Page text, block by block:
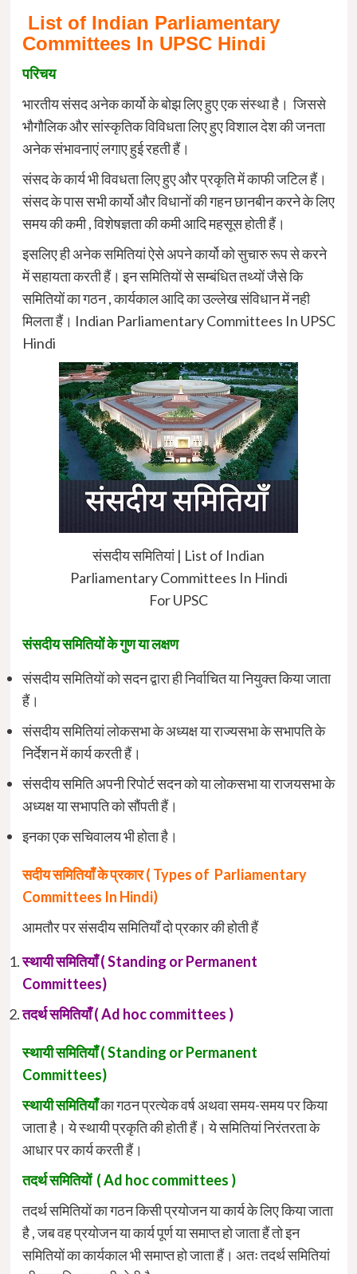
List of Indian Parliamentary
Committees In UPSC Hindi
परिचय
भारतीय संसद अनेक कार्यो के बोझ लिए हुए एक संस्था है। जिससे
भौगौलिक और सांस्कृतिक विविधता लिए हुए विशाल देश की जनता
अनेक संभावनाएं लगाए हुई रहती हैं।
संसद के कार्य भी विवधता लिए हुए और प्रकृति में काफी जटिल हैं।
संसद के पास सभी कार्यो और विधानों की गहन छानबीन करने के लिए
समय की कमी , विशेषज्ञता की कमी आदि महसूस होती हैं।
इसलिए ही अनेक समितियां ऐसे अपने कार्यो को सुचारु रूप से करने
में सहायता करती हैं। इन समितियों से सम्बंधित तथ्यों जैसे कि
समितियों का गठन , कार्यकाल आदि का उल्लेख संविधान में नही
मिलता हैं। Indian Parliamentary Committees In UPSC
Hindi
संसदीय समितियां | List of Indian
Parliamentary Committees In Hindi
For UPSC
संसदीय समितियों के गुण या लक्षण
संसदीय समितियों को सदन द्वारा ही निर्वाचित या नियुक्त किया जाता
हैं।
संसदीय समितियां लोकसभा के अध्यक्ष या राज्यसभा के सभापति के
निर्देशन में कार्य करती हैं।
संसदीय समिति अपनी रिपोर्ट सदन को या लोकसभा या राजयसभा के
अध्यक्ष या सभापति को सौंपती हैं।
इनका एक सचिवालय भी होता है।
सदीय समितियाँ के प्रकार ( Types of Parliamentary
Committees In Hindi)
आमतौर पर संसदीय समितियाँ दो प्रकार की होती हैं
स्थायी समितियाँ ( Standing or Permanent
Committees)
तदर्थ समितियाँ ( Ad hoc committees )
स्थायी समितियाँ( Standing or Permanent
Committees)
स्थायी समितियाँका गठन प्रत्येक वर्ष अथवा समय-समय पर किया
जाता है। ये स्थायी प्रकृति की होती हैं। ये समितियां निरंतरता के
आधार पर कार्य करती हैं।
तदर्थ समितियों ( Ad hoc committees )
तदर्थ समितियों का गठन किसी प्रयोजन या कार्य के लिए किया जाता
है , जब वह प्रयोजन या कार्य पूर्ण या समाप्त हो जाता हैं तो इन
समितियों का कार्यकाल भी समाप्त हो जाता हैं। अतः तदर्थ समितियां